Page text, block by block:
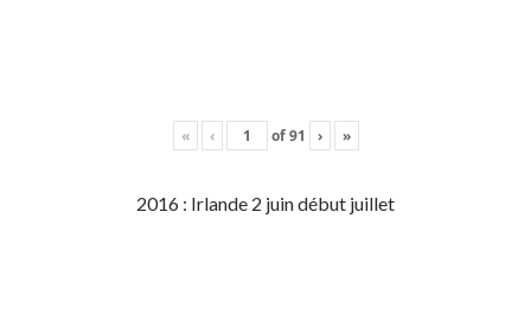
« ‹ of91 › »
2016 : Irlande 2 juin début juillet